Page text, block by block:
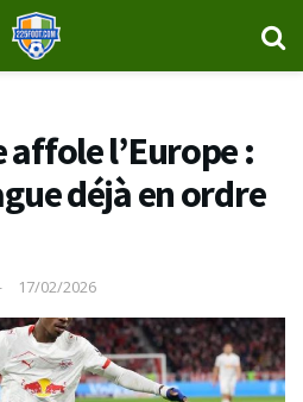
affole l’Europe :
déjà en ordre
17/02/2026